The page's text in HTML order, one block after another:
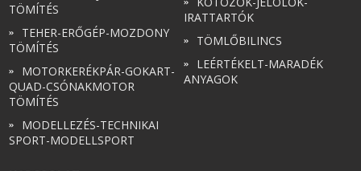
TÖMÍTÉS
TEHER-ERŐGÉP-MOZDONY
TÖMÍTÉS
MOTORKERÉKPÁR-GOKART-
QUAD-CSÓNAKMOTOR
TÖMÍTÉS
MODELLEZÉS-TECHNIKAI
SPORT-MODELLSPORT
IRATTARTÓK
TÖMLŐBILINCS
LEÉRTÉKELT-MARADÉK
ANYAGOK